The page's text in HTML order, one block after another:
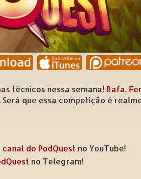
técnicos nessa semana! Rafa,
Será que essa competição é
canal do PodQuest no YouTube!
no Telegram!